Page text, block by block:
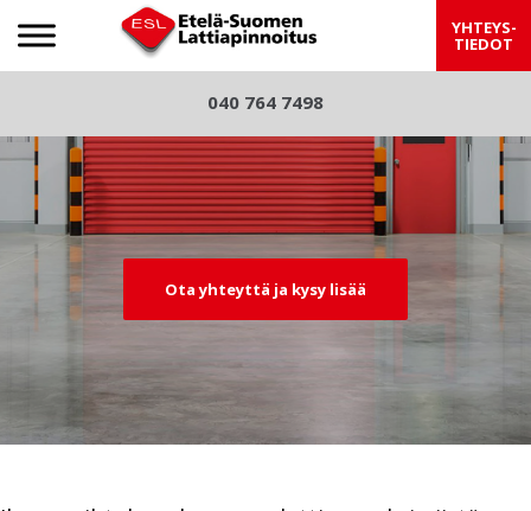
Etelä-Suomen LattiapinnoitusYHTEYS-
TIEDOT
040 764 7498
viou
t
Ota yhteyttä ja kysy lisää